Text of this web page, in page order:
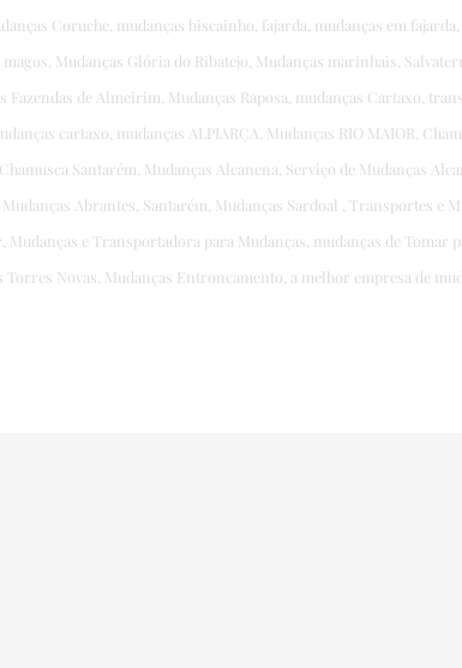
Coruche, mudanças biscainho, fajarda, mudanças em
Mudanças Glória do Ribatejo, Mudanças marinhais,
de Almeirim, Mudanças Raposa, mudanças Cartaxo,
cartaxo, mudanças ALPIARÇA, Mudanças RIO MAIOR,
Santarém, Mudanças Alcanena, Serviço de Mudanças
Abrantes, Santarém, Mudanças Sardoal , Transportes e
e Transportadora para Mudanças, mudanças de Tomar
Novas, Mudanças Entroncamento, a melhor empresa de